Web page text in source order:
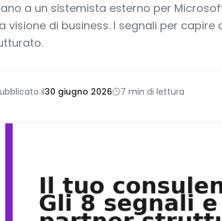
a un sistemista esterno per
visione di business. I segnali per
il30 giugno 2026 7 min di lettura